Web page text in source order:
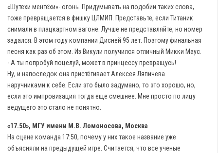
«Шутехи ментёхи»- огонь. Придумывать на подобии таких слова,
тоже превращается в фишку ЦЛМИП. Представьте, если Титаник
снимали в плацкартном вагоне. Лучше не представляйте, но номер
задался. В этом году компании Дисней 95 лет. Поэтому финальная
песня как раз об этом. Из Викули получился отличный Микки Маус.
- А ты попробуй поцелуй, может в принцессу превращусь!
Ну, и напоследок она пристёгивает Алексея Ляпичева
наручниками к себе. Если это было задумано, то это хорошо, но,
если это импровизация тогда еще смешнее. Мне просто по лицу
ведущего это стало не понятно.
«17.50», МГУ имени М.В. Ломоносова, Москва
На сцене команда 17:50, почему у них такое название уже
объясняли на предыдущей игре. Считается, что все ученые